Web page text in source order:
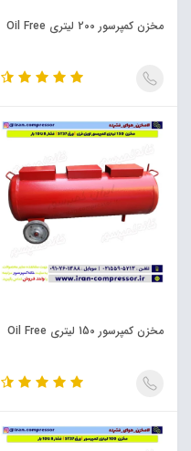
مخزن کمپرسور 200 لیتری Oil Free
مخزن کمپرسور 150 لیتری Oil Free